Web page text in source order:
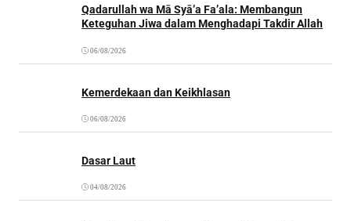
Qadarullah wa Mā Syā’a Fa’ala: Membangun
Keteguhan Jiwa dalam Menghadapi Takdir Allah
06/08/2026
Kemerdekaan dan Keikhlasan
06/08/2026
Dasar Laut
04/08/2026